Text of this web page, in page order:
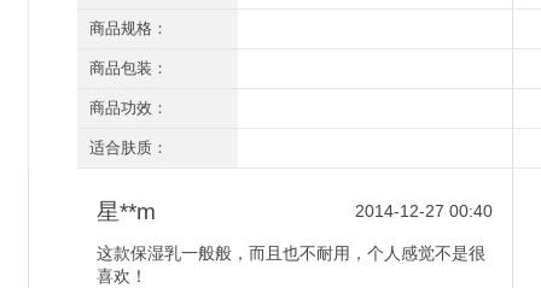
三年（开封后一年）
商品规格：
50ml
商品包装：
有外盒/有塑封
商品功效：
补水保湿 紧肤抗皱
适合肤质：
星**m 2014-12-27 00:40
这款保湿乳一般般，而且也不耐用，个人感觉不是很
喜欢！